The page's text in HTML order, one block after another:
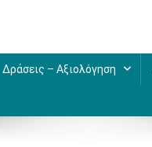
Δράσεις – Αξιολόγηση